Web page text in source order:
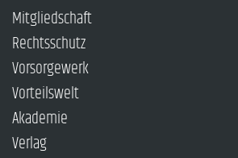
Mitgliedschaft
Rechtsschutz
Vorsorgewerk
Vorteilswelt
Akademie
Verlag